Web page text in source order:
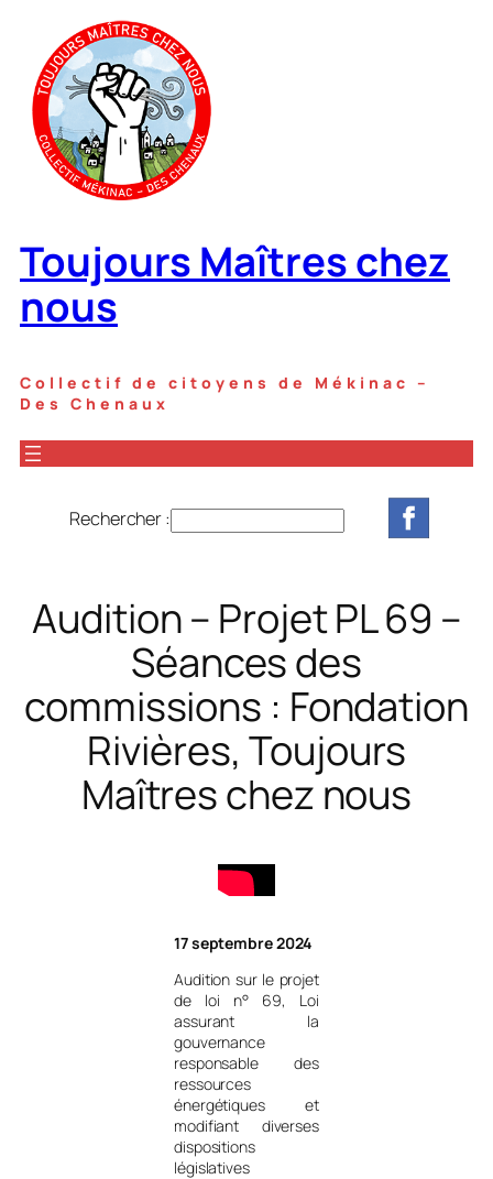
Toujours Maîtres chez
nous
Collectif de citoyens de Mékinac –
Des Chenaux
Rechercher :
h
e
r
c
h
e
r
Audition – Projet PL 69 –
Séances des
commissions : Fondation
Rivières, Toujours
Maîtres chez nous
17 septembre 2024
Audition sur le projet
de loi n° 69, Loi
assurant la
gouvernance
responsable des
ressources
énergétiques et
modifiant diverses
dispositions
législatives